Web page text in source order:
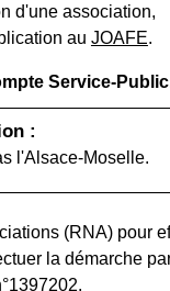
d'une association,
au JOAFE.
Service-
:
l'Alsace-Moselle.
(RNA) pour
la démarche
.